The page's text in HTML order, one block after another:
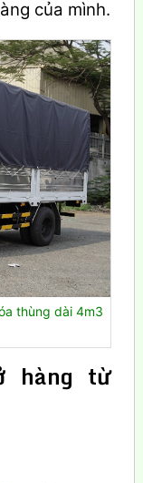
của mình.
thùng dài 4m3
hàng từ